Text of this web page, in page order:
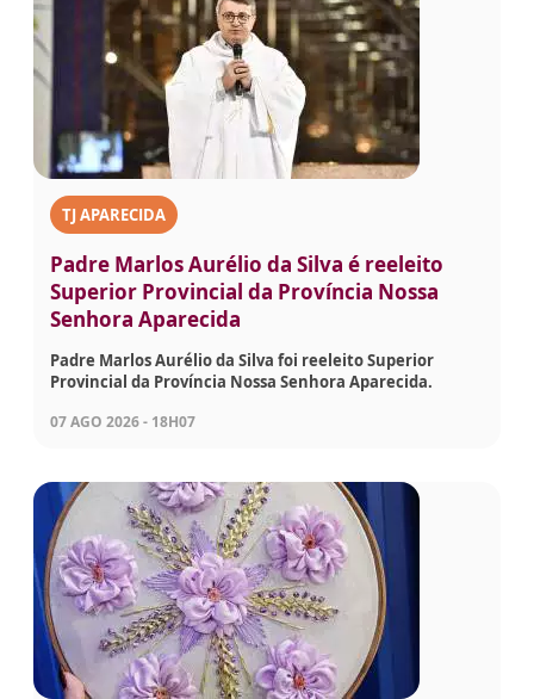
TJ APARECIDA
Padre Marlos Aurélio da Silva é reeleito
Superior Provincial da Província Nossa
Senhora Aparecida
Padre Marlos Aurélio da Silva foi reeleito Superior
Provincial da Província Nossa Senhora Aparecida.
07 AGO 2026 - 18H07